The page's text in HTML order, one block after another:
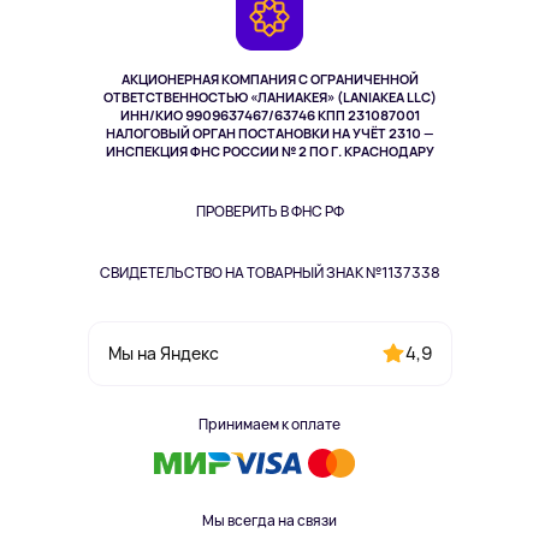
АКЦИОНЕРНАЯ КОМПАНИЯ С ОГРАНИЧЕННОЙ
ОТВЕТСТВЕННОСТЬЮ «ЛАНИАКЕЯ» (LANIAKEA LLC)
ИНН/КИО 9909637467/63746 КПП 231087001
НАЛОГОВЫЙ ОРГАН ПОСТАНОВКИ НА УЧЁТ 2310 —
ИНСПЕКЦИЯ ФНС РОССИИ № 2 ПО Г. КРАСНОДАРУ
ПРОВЕРИТЬ В ФНС РФ
СВИДЕТЕЛЬСТВО НА ТОВАРНЫЙ ЗНАК №1137338
Мы на Яндекс 4,9
Принимаем к оплате
Мы всегда на связи
Здоровье питомцев
Одежда и аксессуары